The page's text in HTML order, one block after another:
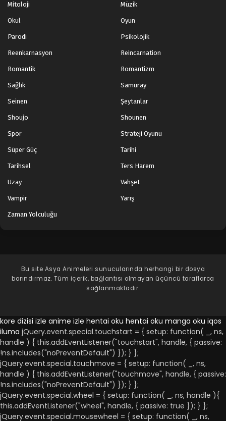
Mitoloji Müzik
Okul Oyun
Parodi Psikolojik
Reenkarnasyon Reincarnation
Romantik Romantizm
Sağlık Samuray
Seinen Şeytanlar
Shoujo Shounen
Spor Strateji Oyunu
Süper Güç Tarihi
Tarihsel Ters Harem
Uzay Vahşet
Vampir Yarış
Zaman Yolculuğu
Bu site Asya Animeleri sunucularında herhangi bir dosya
barındırmaz. Tüm içerik, bağlantısı olmayan üçüncü taraflarca
sağlanmaktadır.
kore dizisi izle anime izle hentai oku hentai oku manga oku iqos
iluma jQuery.event.special.touchstart = { setup: function( _, ns,
handle ) { this.addEventListener("touchstart", handle, { passive:
!ns.includes("noPreventDefault") }); } };
jQuery.event.special.touchmove = { setup: function( _, ns,
handle ) { this.addEventListener("touchmove", handle, { passive:
!ns.includes("noPreventDefault") }); } };
jQuery.event.special.wheel = { setup: function( _, ns, handle ){
this.addEventListener("wheel", handle, { passive: true }); } };
jQuery.event.special.mousewheel = { setup: function( _, ns,